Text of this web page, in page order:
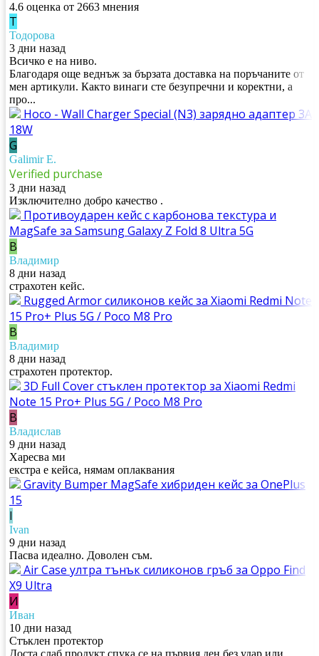
4.6 оценка от 2663 мнения
Т
Тодорова
3 дни назад
Всичко е на ниво.
Благодаря още веднъж за бързата доставка на поръчаните от
мен артикули. Както винаги сте безупречни и коректни, а
про...
Hoco - Wall Charger Special (N3) зарядно адаптер 3A
18W
G
Galimir E.
Verified purchase
3 дни назад
Изключително добро качество .
Противоударен кейс с карбонова текстура и
MagSafe за Samsung Galaxy Z Fold 8 Ultra 5G
В
Владимир
8 дни назад
страхотен кейс.
Rugged Armor силиконов кейс за Xiaomi Redmi Note
15 Pro+ Plus 5G / Poco M8 Pro
В
Владимир
8 дни назад
страхотен протектор.
3D Full Cover стъклен протектор за Xiaomi Redmi
Note 15 Pro+ Plus 5G / Poco M8 Pro
В
Владислав
9 дни назад
Харесва ми
екстра е кейса, нямам оплаквания
Gravity Bumper MagSafe хибриден кейс за OnePlus
15
I
Ivan
9 дни назад
Пасва идеално. Доволен съм.
Air Case ултра тънък силиконов гръб за Oppo Find
X9 Ultra
И
Иван
10 дни назад
Стъклен протектор